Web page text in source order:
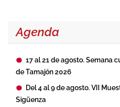
Agenda
17 al 21 de agosto. Semana
de Tamajón 2026
Del 4 al 9 de agosto. VII
Sigüenza